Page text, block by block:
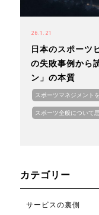
26.1.21
日本のスポーツ
の失敗事例から
ン」の本質
スポーツマネジメント
スポーツ全般について
カテゴリー
サービスの裏側